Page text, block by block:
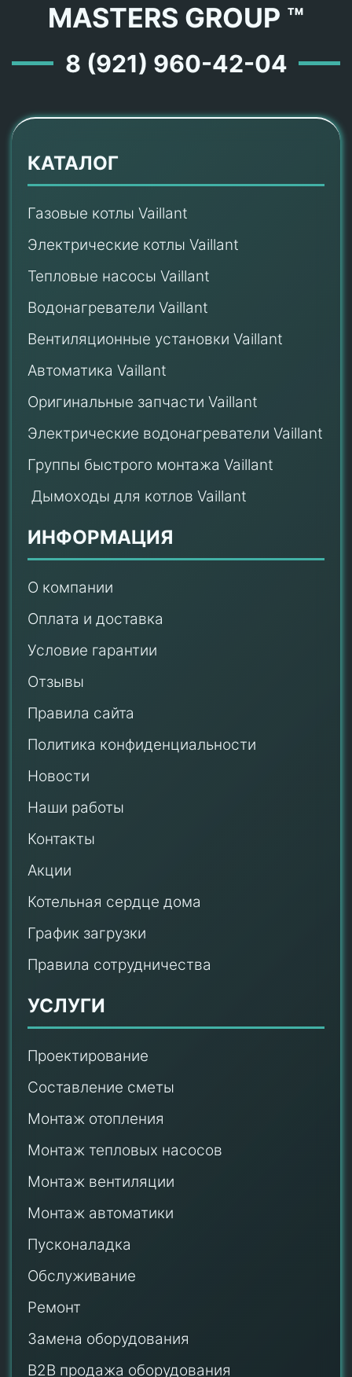
MASTERS GROUP ™
8 (921) 960-42-04
КАТАЛОГ
Газовые котлы Vaillant
Электрические котлы Vaillant
Тепловые насосы Vaillant
Водонагреватели Vaillant
Вентиляционные установки Vaillant
Автоматика Vaillant
Оригинальные запчасти Vaillant
Электрические водонагреватели Vaillant
Группы быстрого монтажа Vaillant
Дымоходы для котлов Vaillant
ИНФОРМАЦИЯ
О компании
Оплата и доставка
Условие гарантии
Отзывы
Правила сайта
Политика конфиденциальности
Новости
Наши работы
Контакты
Акции
Котельная сердце дома
График загрузки
Правила сотрудничества
УСЛУГИ
Проектирование
Составление сметы
Монтаж отопления
Монтаж тепловых насосов
Монтаж вентиляции
Монтаж автоматики
Пусконаладка
Обслуживание
Ремонт
Замена оборудования
B2B продажа оборудования